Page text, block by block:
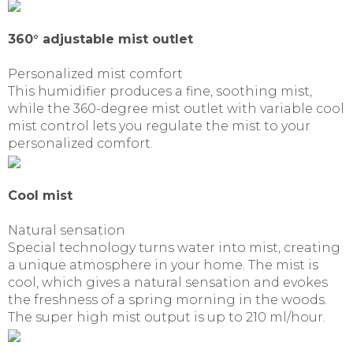
360° adjustable mist outlet
Personalized mist comfort
This humidifier produces a fine, soothing mist,
while the 360-degree mist outlet with variable cool
mist control lets you regulate the mist to your
personalized comfort.
Cool mist
Natural sensation
Special technology turns water into mist, creating
a unique atmosphere in your home. The mist is
cool, which gives a natural sensation and evokes
the freshness of a spring morning in the woods.
The super high mist output is up to 210 ml/hour.